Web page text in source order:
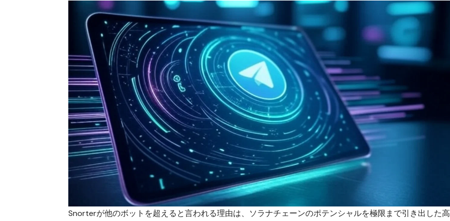
Snorterが他のボットを超えると言われる理由は、ソラナチェーンのポテンシャルを極限まで引き出した高